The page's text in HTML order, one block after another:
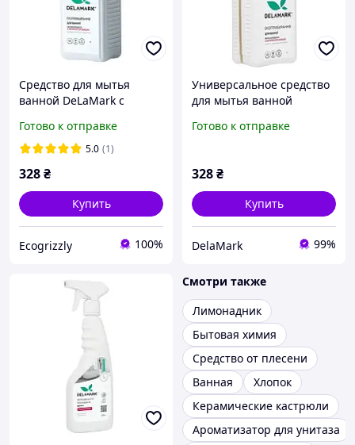
Средство для мытья
ванной DeLaMark с
Готово к отправке
5.0 (1)
328₴
Купить
Ecogrizzly 100%
Универсальное средство
для мытья ванной
ароматом вишни 1 л
Готово к отправке
328₴
Купить
DelaMark 99%
Смотри также
Лимонадник
Бытовая химия
Средство от плесени
Ванная
Хлопок
Керамические кастрюли
Ароматизатор для унитаза